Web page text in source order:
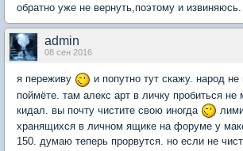
обратно уже не вернуть,поэтому и извиняюсь.
admin
08 сен 2016
я переживу
и попутно тут скажу. народ
поймёте. там алекс арт в личку пробиться не
кидал. вы почту чистите свою иногда
хранящихся в личном ящике на форуме у
150. думаю теперь прорвутся. но если не